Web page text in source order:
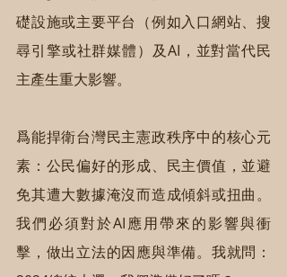
礎設施或主要平台（例如入口網站、搜
尋引擎或社群媒體）及AI，並對當代民
主產生重大影響。
爲能捍衛台灣民主憲政秩序中的核心元
素：公民偏好的形成、民主價值，並避
免其遭大數據淹沒而造成傾斜或扭曲。
我們必須對於AI應用帶來的影響與衝
擊，做出立法的因應與準備。我就問：